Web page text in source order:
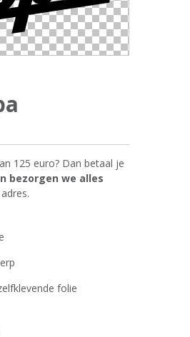
125 euro? Dan betaal je
bezorgen we alles
folie